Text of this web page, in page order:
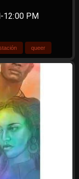
12:00 PM
queer